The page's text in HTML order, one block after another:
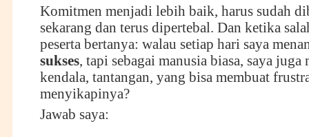
Komitmen menjadi lebih baik, harus sudah
sekarang dan terus dipertebal. Dan ketika
peserta bertanya: walau setiap hari saya
sukses, tapi sebagai manusia biasa, saya juga
kendala, tantangan, yang bisa membuat
menyikapinya?
Jawab saya: